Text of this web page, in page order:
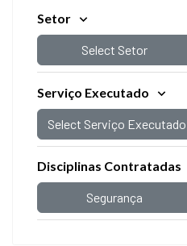
Setor
Select Setor
Serviço Executado
Select Serviço Executado
Disciplinas Contratadas
Segurança